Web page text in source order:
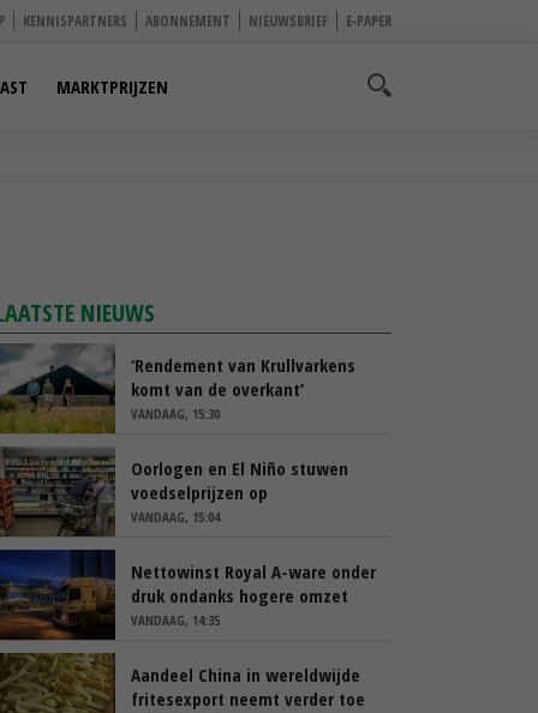
KENNISPARTNERS ABONNEMENT NIEUWSBRIEF E-PAPER
MARKTPRIJZEN
NIEUWS
‘Rendement van Krullvarkens
komt van de overkant’
VANDAAG, 15:30
Oorlogen en El Niño stuwen
voedselprijzen op
VANDAAG, 15:04
Nettowinst Royal A-ware onder
druk ondanks hogere omzet
VANDAAG, 14:35
Aandeel China in wereldwijde
fritesexport neemt verder toe